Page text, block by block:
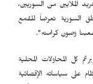
الملايين من السوريين،
السورية تعرضاً للقمع
وصون كرامته".
كل المحاولات المحلية
على سياساته الإقصائية